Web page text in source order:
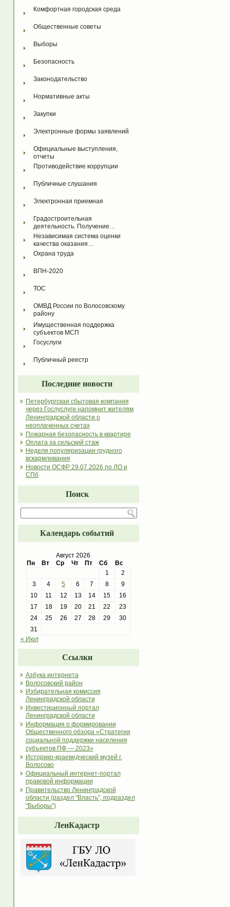
Комфортная городская среда
Общественные советы
Выборы
Безопасность
Законодательство
Нормативные акты
Закупки
Электронные формы заявлений
Официальные выступления,
отчеты
Противодействие коррупции
Публичные слушания
Электронная приемная
Градостроительная
деятельность. Получение…
Независимая система оценки
качества оказания…
Охрана труда
ВПН-2020
ТОС
ОМВД России по Волосовскому
району
Имущественная поддержка
субъектов МСП
Госуслуги
Публичный реестр
Последние новости
Петербургская сбытовая компания
через Гослуслуги напомнит жителям
Ленинградской области о
неоплаченных счетах
Пожарная безопасность в квартире
Оплата за сельский стаж
Неделя популяризации грудного
вскармливания
Новости ОСФР 29.07.2026 по ЛО и
СПб
Поиск
Календарь событий
Август 2026
Пн
Вт Ср Чт Пт Сб
Вс
1
2
3
4 5 6 7 8
9
10
11 12 13 14 15
16
17
18 19 20 21 22
23
24
25 26 27 28 29
30
31
« Июл
Ссылки
Азбука интернета
Волосовский район
Избирательная комиссия
Ленинградской области
Инвестиционный портал
Ленинградской области
Информация о формировании
Общественного обзора «Стратегия
социальной поддержки населения
субъектов ПФ — 2023»
Историко-краеведческий музей г.
Волосово
Официальный интернет-портал
правовой информации
Правительство Ленинградской
области (раздел "Власть", подраздел
"Выборы")
ЛенКадастр